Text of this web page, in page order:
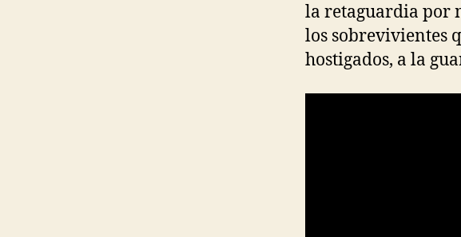
la retaguardia por
los sobrevivientes
hostigados, a la